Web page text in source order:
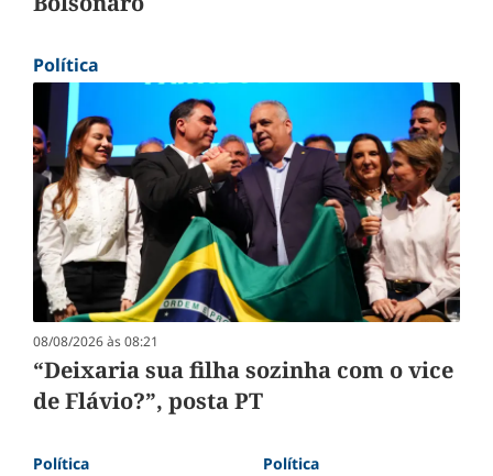
Política
08/08/2026 às 08:21
“Deixaria sua filha sozinha com o vice
de Flávio?”, posta PT
Política Política